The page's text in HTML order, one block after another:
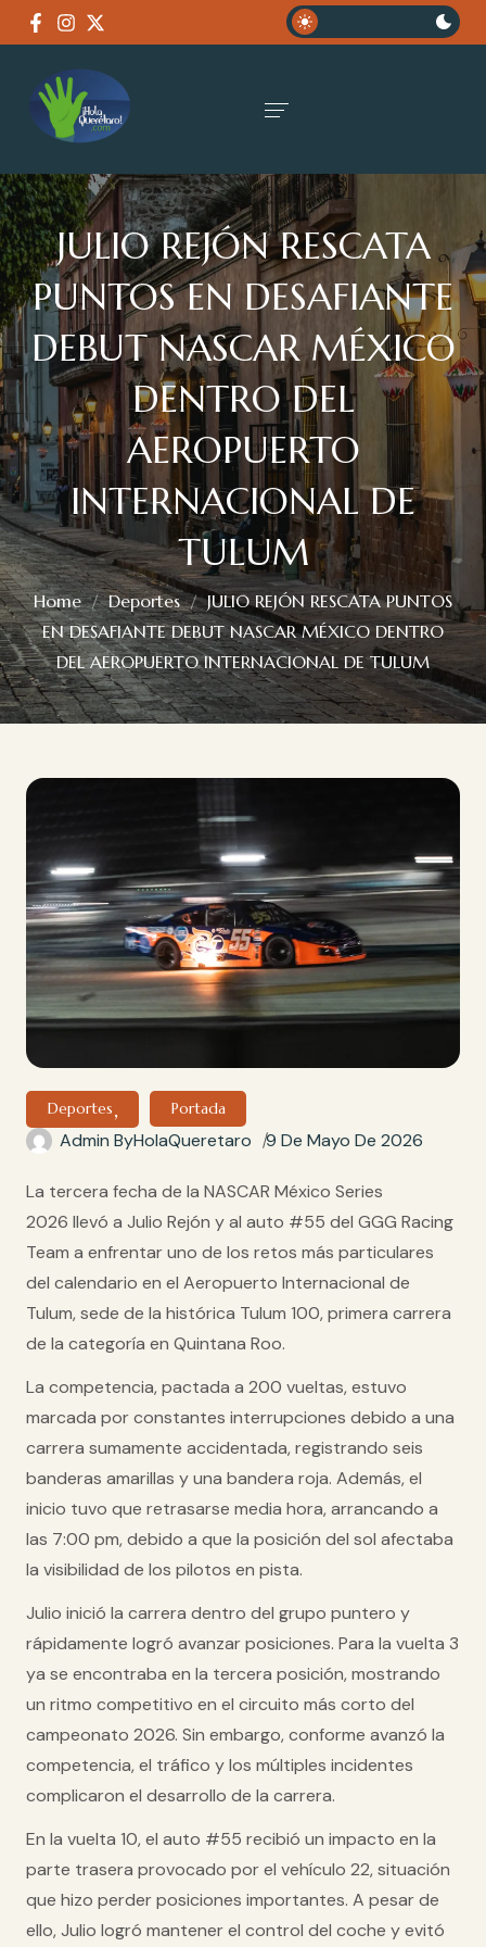
JULIO REJÓN RESCATA
PUNTOS EN DESAFIANTE
DEBUT NASCAR MÉXICO
DENTRO DEL
AEROPUERTO
INTERNACIONAL DE
TULUM
Home Deportes
JULIO REJÓN RESCATA PUNTOS
EN DESAFIANTE DEBUT NASCAR MÉXICO DENTRO
DEL AEROPUERTO INTERNACIONAL DE TULUM
Deportes Portada
Admin ByHolaQueretaro 9 De Mayo De 2026
La tercera fecha de la NASCAR México Series
2026 llevó a Julio Rejón y al auto #55 del GGG Racing
Team a enfrentar uno de los retos más particulares
del calendario en el Aeropuerto Internacional de
Tulum, sede de la histórica Tulum 100, primera carrera
de la categoría en Quintana Roo.
La competencia, pactada a 200 vueltas, estuvo
marcada por constantes interrupciones debido a una
carrera sumamente accidentada, registrando seis
banderas amarillas y una bandera roja. Además, el
inicio tuvo que retrasarse media hora, arrancando a
las 7:00 pm, debido a que la posición del sol afectaba
la visibilidad de los pilotos en pista.
Julio inició la carrera dentro del grupo puntero y
rápidamente logró avanzar posiciones. Para la vuelta 3
ya se encontraba en la tercera posición, mostrando
un ritmo competitivo en el circuito más corto del
campeonato 2026. Sin embargo, conforme avanzó la
competencia, el tráfico y los múltiples incidentes
complicaron el desarrollo de la carrera.
En la vuelta 10, el auto #55 recibió un impacto en la
parte trasera provocado por el vehículo 22, situación
que hizo perder posiciones importantes. A pesar de
ello, Julio logró mantener el control del coche y evitó